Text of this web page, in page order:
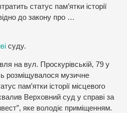
статус пам’ятки історії
до закону про …
суду.
на вул. Проскурівській, 79 у
розміщувалося музичне
пам’ятки історії місцевого
Верховний суд у справі за
яке володіє приміщенням.